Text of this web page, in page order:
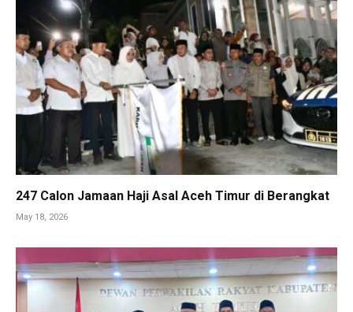
247 Calon Jamaan Haji Asal Aceh Timur di Berangkat
May 18, 2026